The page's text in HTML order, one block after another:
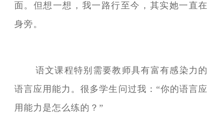
面。但想一想，我一路行至今，其实她一直在
身旁。
语文课程特别需要教师具有富有感染力的
语言应用能力。很多学生问过我：“你的语言应
用能力是怎么练的？”